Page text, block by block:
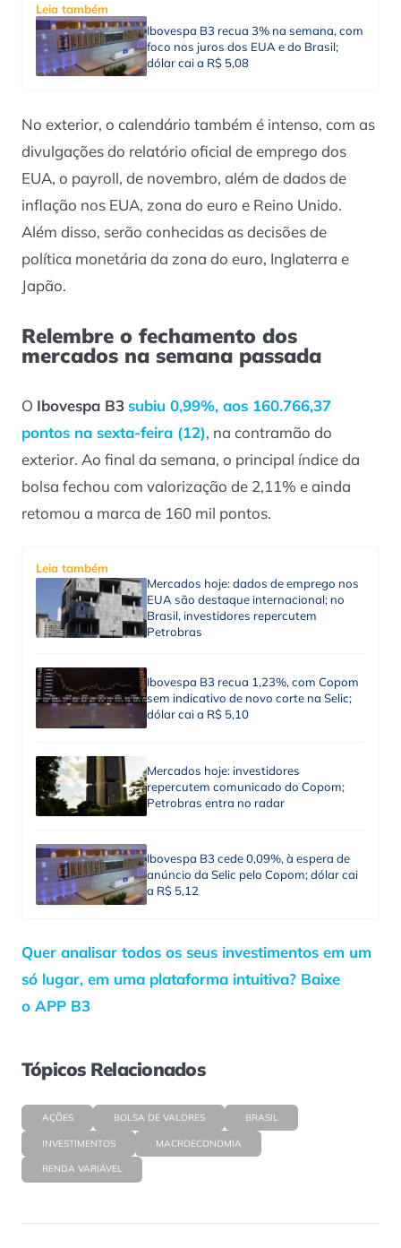
Leia também
Ibovespa B3 recua 3% na semana, com
foco nos juros dos EUA e do Brasil;
dólar cai a R$ 5,08
No exterior, o calendário também é intenso, com as
divulgações do relatório oficial de emprego dos
EUA, o payroll, de novembro, além de dados de
inflação nos EUA, zona do euro e Reino Unido.
Além disso, serão conhecidas as decisões de
política monetária da zona do euro, Inglaterra e
Japão.
Relembre o fechamento dos
mercados na semana passada
O Ibovespa B3subiu 0,99%, aos 160.766,37
pontos na sexta-feira (12), na contramão do
exterior. Ao final da semana, o principal índice da
bolsa fechou com valorização de 2,11% e ainda
retomou a marca de 160 mil pontos.
Leia também
Mercados hoje: dados de emprego nos
EUA são destaque internacional; no
Brasil, investidores repercutem
Petrobras
Ibovespa B3 recua 1,23%, com Copom
sem indicativo de novo corte na Selic;
dólar cai a R$ 5,10
Mercados hoje: investidores
repercutem comunicado do Copom;
Petrobras entra no radar
Ibovespa B3 cede 0,09%, à espera de
anúncio da Selic pelo Copom; dólar cai
a R$ 5,12
Quer analisar todos os seus investimentos em um
só lugar, em uma plataforma intuitiva? Baixe
o APP B3
Tópicos Relacionados
AÇÕES BOLSA DE VALORES BRASIL
INVESTIMENTOS MACROECONOMIA
RENDA VARIÁVEL